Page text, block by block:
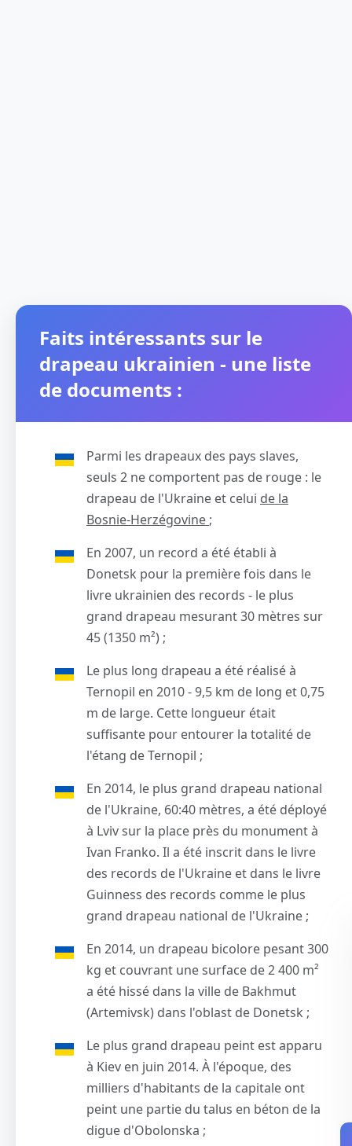
Faits intéressants sur le
drapeau ukrainien - une liste
de documents :
Parmi les drapeaux des pays slaves,
seuls 2 ne comportent pas de rouge : le
drapeau de l'Ukraine et celui de la
Bosnie-Herzégovine ;
En 2007, un record a été établi à
Donetsk pour la première fois dans le
livre ukrainien des records - le plus
grand drapeau mesurant 30 mètres sur
45 (1350 m²) ;
Le plus long drapeau a été réalisé à
Ternopil en 2010 - 9,5 km de long et 0,75
m de large. Cette longueur était
suffisante pour entourer la totalité de
l'étang de Ternopil ;
En 2014, le plus grand drapeau national
de l'Ukraine, 60:40 mètres, a été déployé
à Lviv sur la place près du monument à
Ivan Franko. Il a été inscrit dans le livre
des records de l'Ukraine et dans le livre
Guinness des records comme le plus
grand drapeau national de l'Ukraine ;
En 2014, un drapeau bicolore pesant 300
kg et couvrant une surface de 2 400 m²
a été hissé dans la ville de Bakhmut
(Artemivsk) dans l'oblast de Donetsk ;
Le plus grand drapeau peint est apparu
à Kiev en juin 2014. À l'époque, des
milliers d'habitants de la capitale ont
peint une partie du talus en béton de la
digue d'Obolonska ;